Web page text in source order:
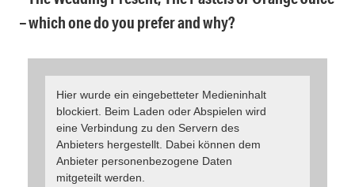
– which one do you prefer and why?
Hier wurde ein eingebetteter Medieninhalt
blockiert. Beim Laden oder Abspielen wird
eine Verbindung zu den Servern des
Anbieters hergestellt. Dabei können dem
Anbieter personenbezogene Daten
mitgeteilt werden.